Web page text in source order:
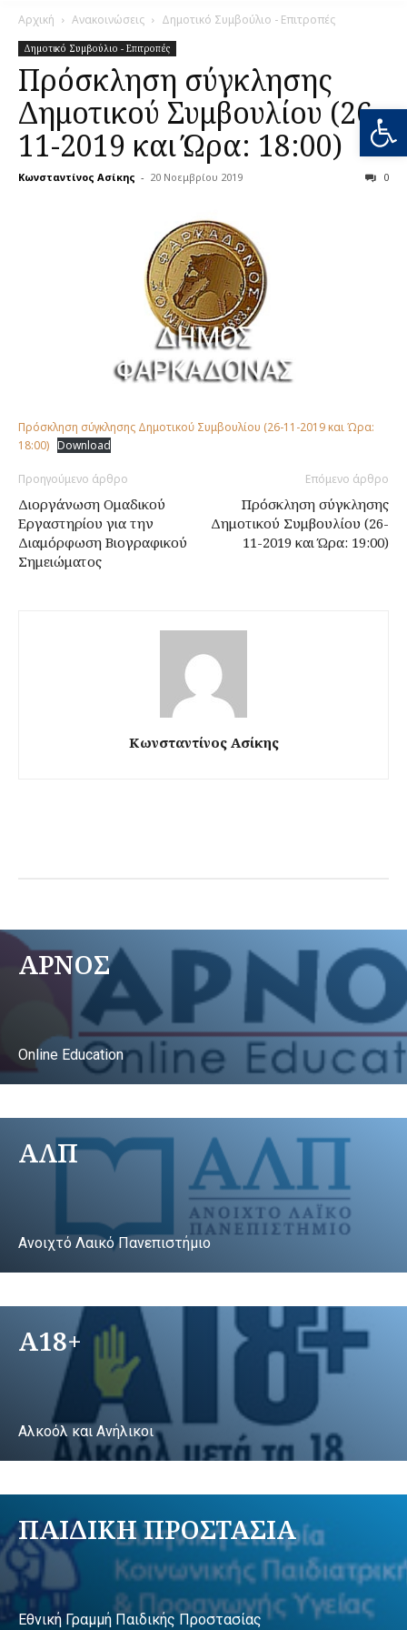
Αρχική Ανακοινώσεις Δημοτικό Συμβούλιο - Επιτροπές
Δημοτικό Συμβούλιο - Επιτροπές
Πρόσκληση σύγκλησης
Δημοτικού Συμβουλίου (26-
11-2019 και Ώρα: 18:00)
Κωνσταντίνος Ασίκης - 20 Νοεμβρίου 2019 0
Πρόσκληση σύγκλησης Δημοτικού Συμβουλίου (26-11-2019 και Ώρα:
18:00) Download
Προηγούμενο άρθρο
Διοργάνωση Ομαδικού
Εργαστηρίου για την
Διαμόρφωση Βιογραφικού
Σημειώματος
Επόμενο άρθρο
Πρόσκληση σύγκλησης
Δημοτικού Συμβουλίου (26-
11-2019 και Ώρα: 19:00)
Κωνσταντίνος Ασίκης
ΑΡΝΟΣ
Online Education
ΑΛΠ
Ανοιχτό Λαικό Πανεπιστήμιο
A18+
Αλκοόλ και Ανήλικοι
ΠΑΙΔΙΚΗ ΠΡΟΣΤΑΣΙΑ
Εθνική Γραμμή Παιδικής Προστασίας